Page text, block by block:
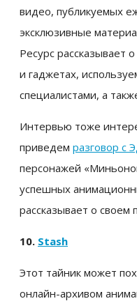
видео, публикуемых
эксклюзивные
Ресурс рассказывает
и гаджетах,
специалистами, а
Интервью тоже
приведем разговор с
персонажей
успешных
рассказывает о своем
10. Stash
Этот тайник может
онлайн-архивом